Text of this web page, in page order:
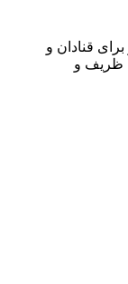
قنادان و
ظریف و